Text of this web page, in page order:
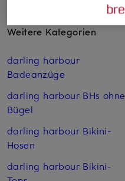
Weitere Kategorien
darling harbour
Badeanzüge
darling harbour BHs ohne
Bügel
darling harbour Bikini-
Hosen
darling harbour Bikini-